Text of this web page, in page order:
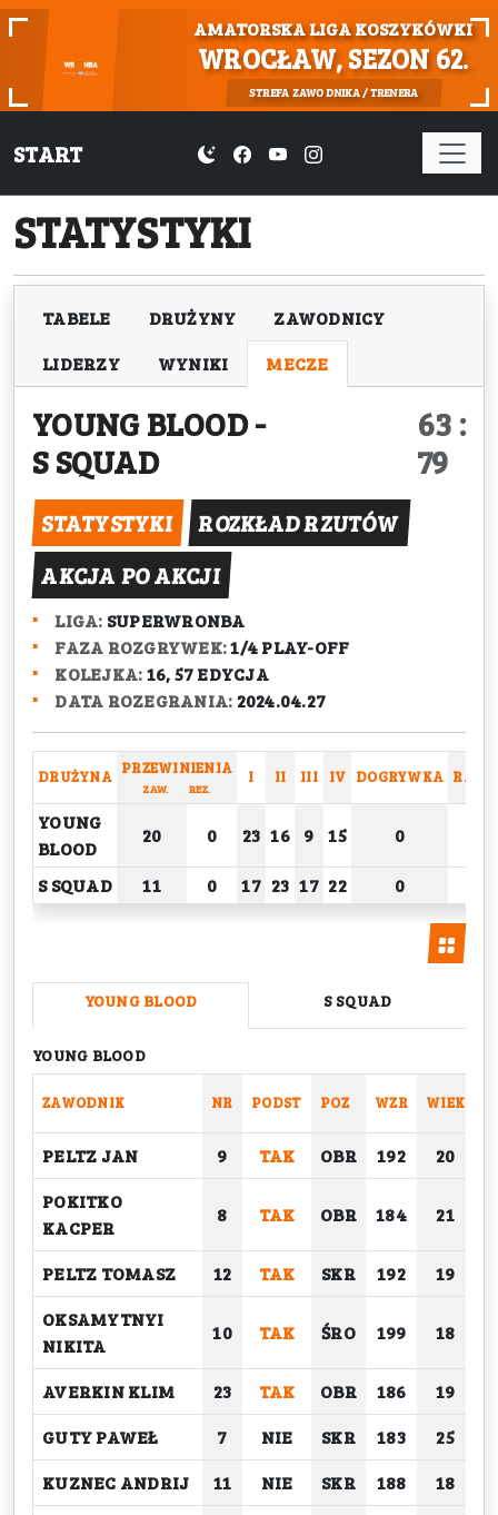
AMATORSKA LIGA KOSZYKÓWKI
WROCŁAW, SEZON 62.
STREFA ZAWODNIKA / TRENERA
START
STATYSTYKI
TABELE DRUŻYNY
ZAWODNICY
LIDERZY
WYNIKI MECZE
YOUNG BLOOD-
S SQUAD
63 :
79
STATYSTYKI
ROZKŁAD RZUTÓW
AKCJA PO AKCJI
LIGA: SUPERWRONBA
FAZA ROZGRYWEK:1/4 PLAY-OFF
KOLEJKA:16, 57 EDYCJA
DATA ROZEGRANIA: 2024.04.27
DRUŻYNA PRZEWINIENIA
ZAW. REZ.
I II III IV DOGRYWKA
YOUNG
BLOOD
20 0 23 16 9 15 0
S SQUAD 11 0 17 23 17 22 0
YOUNG BLOOD S SQUAD
YOUNG BLOOD
ZAWODNIK NR PODST POZ WZR WIEK
PELTZ JAN 9 TAK OBR 192 20
POKITKO
KACPER
8 TAK OBR 184 21
PELTZ TOMASZ 12 TAK SKR 192 19
OKSAMYTNYI
NIKITA
10 TAK ŚRO 199 18
AVERKIN KLIM 23 TAK OBR 186 19
GUTY PAWEŁ
7 NIE SKR 183 25
KUZNEC ANDRIJ
11 NIE SKR 188 18